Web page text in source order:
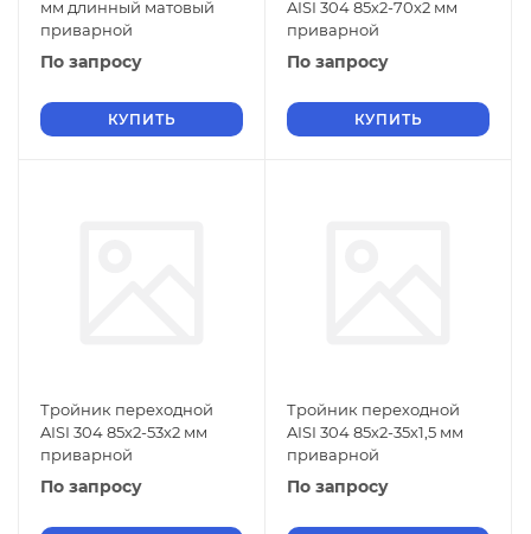
мм длинный матовый
приварной
По запросу
КУПИТЬ
AISI 304 85х2-70х2 мм
приварной
По запросу
КУПИТЬ
Тройник переходной
AISI 304 85х2-53х2 мм
приварной
По запросу
Тройник переходной
AISI 304 85х2-35х1,5 мм
приварной
По запросу